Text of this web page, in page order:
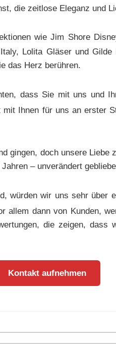
die zeitlose Eleganz und
wie Jim Shore
Lolita Gläser und
das Herz berühren.
dass Sie mit uns und
Ihnen für uns an erster
gingen, doch unsere Liebe
– unverändert
würden wir uns sehr über
allem dann von Kunden,
die zeigen,
Kontakt aufnehmen